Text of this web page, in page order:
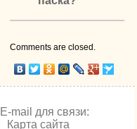
Comments are closed.
E-mail для связи:
Карта сайта